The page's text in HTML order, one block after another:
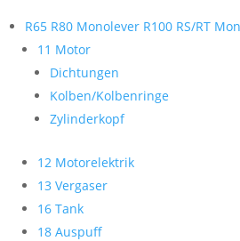
R65 R80 Monolever R100 RS/RT
11 Motor
Dichtungen
Kolben/Kolbenringe
Zylinderkopf
12 Motorelektrik
13 Vergaser
16 Tank
18 Auspuff